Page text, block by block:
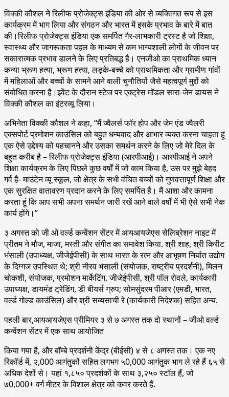
विक्की कौशल ने रिलीफ प्रोजेक्ट्स इंडिया की ओर से व्यक्तिगत रूप से इस
कार्यक्रम में भाग लिया और संगठन और भारत में इसके प्रभाव के बारे में बात
की।रिलीफ प्रोजेक्ट्स इंडिया एक समर्पित गैर-लाभकारी ट्रस्ट है जो शिक्षा,
स्वास्थ्य और जागरूकता पहल के माध्यम से कम भाग्यशाली लोगों के जीवन पर
सकारात्मक प्रभाव डालने के लिए प्रतिबद्ध है। एनजीओ का प्राथमिक ध्यान
कन्या भ्रूण हत्या, भ्रूण हत्या, लड़के-बच्चे को प्राथमिकता और ग्रामीण गांवों
में महिलाओं और बच्चों के सामने आने वाली चुनौतियों जैसे महत्वपूर्ण मुद्दों को
संबोधित करना है।इवेंट के दौरान स्टेज पर एक्ट्रेस मॉडल सारा-जेन डायस ने
विक्की कौशल का इंटरव्यू लिया।
अभिनेता विक्की कौशल ने कहा, “मैं ज्वैलर्स फॉर होप और जेम एंड ज्वैलरी
एक्सपोर्ट प्रमोशन काउंसिल को बहुत धन्यवाद और आभार व्यक्त करना चाहता हूं
एक ऐसे उद्देश्य को पहचानने और उसका समर्थन करने के लिए जो मेरे दिल के
बहुत करीब है – रिलीफ प्रोजेक्ट्स इंडिया (आरपीआई)। आरपीआई ने अपने
शिक्षा कार्यक्रम के लिए पिछले कुछ वर्षों में जो काम किया है, उस पर मुझे बेहद
गर्व है- माउंटेन व्यू स्कूल, जो क्षेत्र के सभी वंचित बच्चों को गुणवत्तापूर्ण शिक्षा और
एक सुरक्षित वातावरण प्रदान करने के लिए समर्पित है। मैं आशा और कामना
करता हूं कि आप सभी अपना समर्थन जारी रखें आने वाले वर्षों में भी ऐसे सभी नेक
कार्य होंगे।”
३ अगस्त को जी ओ वर्ल्ड कन्वेंशन सेंटर में आयआयजेएस सेलिब्रेशन नाइट में
प्रीतम ने मौज, माजा, मस्ती और संगीत का समावेश किया. श्री शाह, श्री किरीट
भंसाली (उपाध्यक्ष, जीजेईपीसी) के साथ भारत के रत्न और आभूषण निर्यात उद्योग
के दिग्गज उपस्थित थे; श्री नीरव भंसाली (संयोजक, राष्ट्रीय प्रदर्शनी), मिलन
चोकशी, संयोजक, प्रमोशन मार्केटिंग, जीजेईपीसी, श्री पॉल रोवले, कार्यकारी
उपाध्यक्ष, डायमंड ट्रेडिंग, डी बीयर्स ग्रुप; सोमसुंदरम पीआर (एमडी, भारत,
वर्ल्ड गोल्ड काउंसिल) और श्री सब्यसाची रे (कार्यकारी निदेशक) सहित अन्य.
पहली बार,आयआयजेएस प्रीमियर ३ से ७ अगस्त तक दो स्थानों – जीओ वर्ल्ड
कन्वेंशन सेंटर में एक साथ आयोजित
किया गया है, और बॉम्बे प्रदर्शनी केंद्र (बीईसी) ४ से ८ अगस्त तक। एक नए
रिकॉर्ड में, २,000 आगंतुकों सहित लगभग ५0,000 आगंतुक भाग ले रहे हैं ६५ से
अधिक देशों से। यहां १,८५० प्रदर्शकों के साथ ३,२५० स्टॉल हैं, जो
७0,000+ वर्ग मीटर के विशाल क्षेत्र को कवर करते हैं.